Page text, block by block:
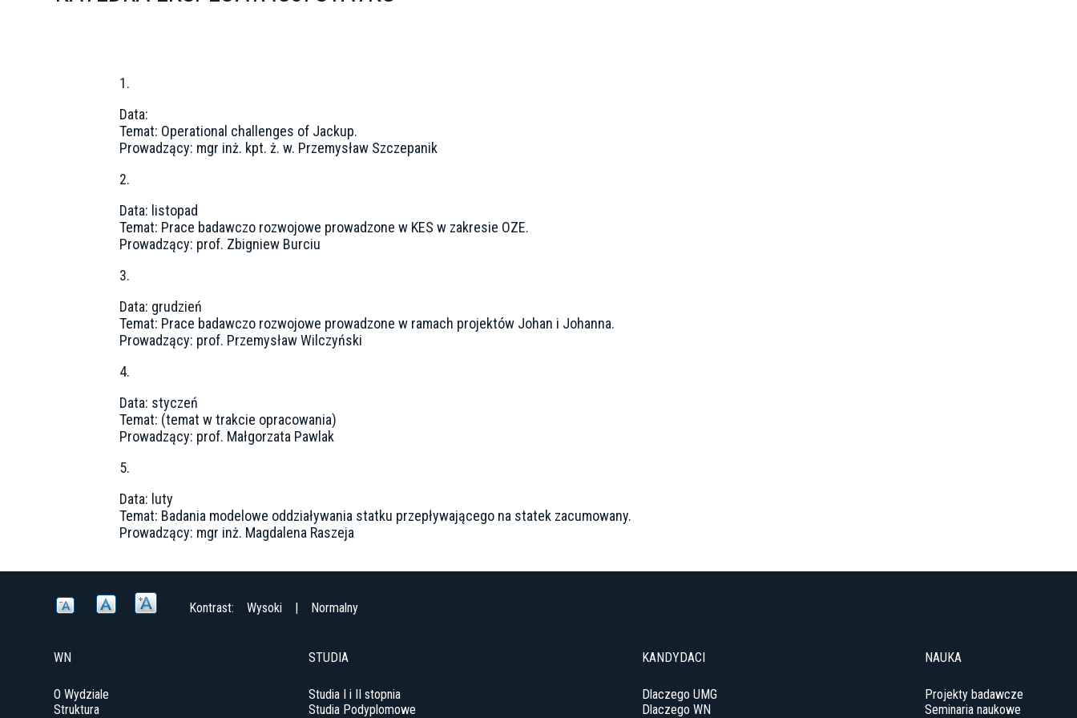
1.
Data:
Temat: Operational challenges of Jackup.
Prowadzący: mgr inż. kpt. ż. w. Przemysław Szczepanik
2.
Data: listopad
Temat: Prace badawczo rozwojowe prowadzone w KES w zakresie OZE.
Prowadzący: prof. Zbigniew Burciu
3.
Data: grudzień
Temat: Prace badawczo rozwojowe prowadzone w ramach projektów Johan i Johanna.
Prowadzący: prof. Przemysław Wilczyński
4.
Data: styczeń
Temat: (temat w trakcie opracowania)
Prowadzący: prof. Małgorzata Pawlak
5.
Data: luty
Temat: Badania modelowe oddziaływania statku przepływającego na statek zacumowany.
Prowadzący: mgr inż. Magdalena Raszeja
Kontrast: Wysoki | Normalny
WN
O Wydziale
Struktura
STUDIA
Studia I i II stopnia
Studia Podyplomowe
KANDYDACI
Dlaczego UMG
Dlaczego WN
NAUKA
Projekty badawcze
Seminaria naukowe